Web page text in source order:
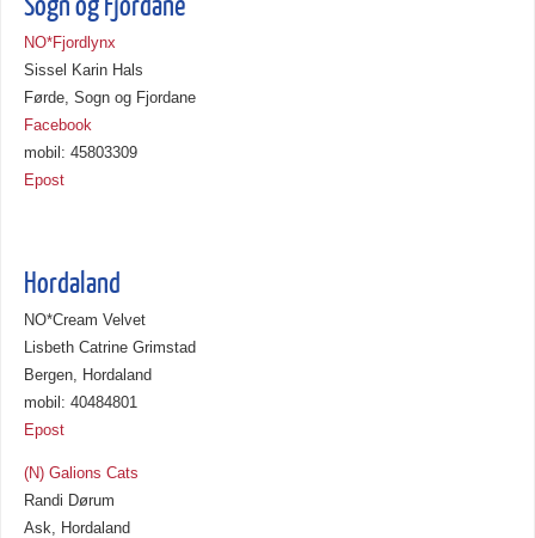
Sogn og Fjordane
NO*Fjordlynx
Sissel Karin Hals
Førde, Sogn og Fjordane
Facebook
mobil: 45803309
Epost
Hordaland
NO*Cream Velvet
Lisbeth Catrine Grimstad
Bergen, Hordaland
mobil: 40484801
Epost
(N) Galions Cats
Randi Dørum
Ask, Hordaland